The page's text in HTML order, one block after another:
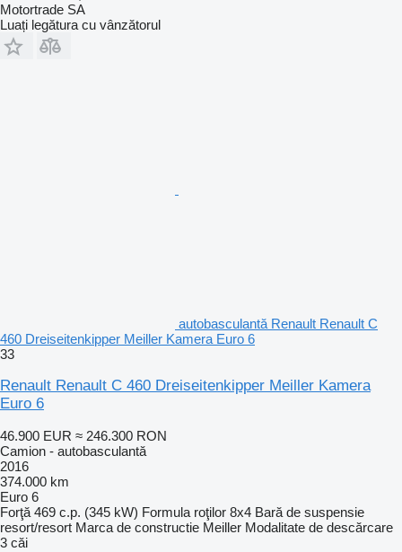
Motortrade SA
Luați legătura cu vânzătorul
autobasculantă Renault Renault C
460 Dreiseitenkipper Meiller Kamera Euro 6
33
Renault Renault C 460 Dreiseitenkipper Meiller Kamera
Euro 6
46.900 EUR ≈ 246.300 RON
Camion - autobasculantă
2016
374.000 km
Euro 6
Forţă 469 c.p. (345 kW) Formula roţilor 8x4 Bară de suspensie
resort/resort Marca de constructie Meiller Modalitate de descărcare
3 căi